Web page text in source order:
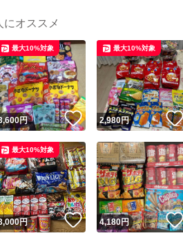
にオススメ
ね！
円 いいね！
最大10%対象
2,980円
最大10%対象
ね！
円 いいね！
最大10%対象
4,180円